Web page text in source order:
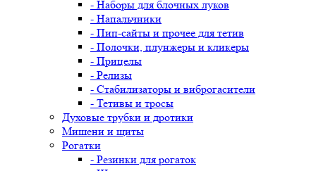
- Наборы для блочных луков
- Напальчники
- Пип-сайты и прочее для тетив
- Полочки, плунжеры и кликеры
- Прицелы
- Релизы
- Стабилизаторы и виброгасители
- Тетивы и тросы
Духовые трубки и дротики
Мишени и щиты
Рогатки
- Резинки для рогаток